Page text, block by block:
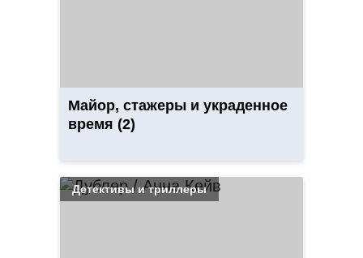
Майор, стажеры и украденное
время (2)
Детективы и триллеры